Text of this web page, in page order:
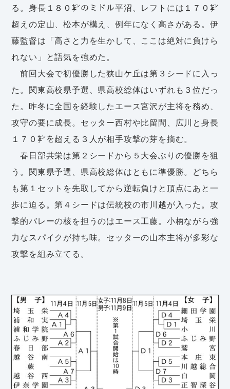
る。身長１８０㌢のミドル平沼、レフトには１７０㌢
超えの定山、松本が構え、例年になく高さがある。伊
藤監督は「高さと力を生かして、ここは絶対に負けら
れない」と語気を強めた。
前回大会で初優勝した狭山ケ丘は第３シードに入っ
た。関東高校県予選、県高校総体はいずれも３位だっ
た。昨冬に全国を経験したエース宮沢が主将を務め、
攻守の要に成長。セッター西村や比留間、広川と身長
１７０㌢を超える３人が相手攻撃の芽を摘む。
春日部共栄は第２シードから５大会ぶりの優勝を狙
う。関東県予選、県高校総体はともに準優勝。どちら
も第１セットを先取してから逆転負けと頂点にあと一
歩に迫る。第４シードは伝統校の市川越が入った。攻
撃的バレーの核を担うのはエース工藤。小柄ながら強
力なスパイクが持ち味。セッターの山本主将が多彩な
攻撃を組み立てる。